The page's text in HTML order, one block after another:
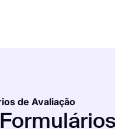
de Avaliação